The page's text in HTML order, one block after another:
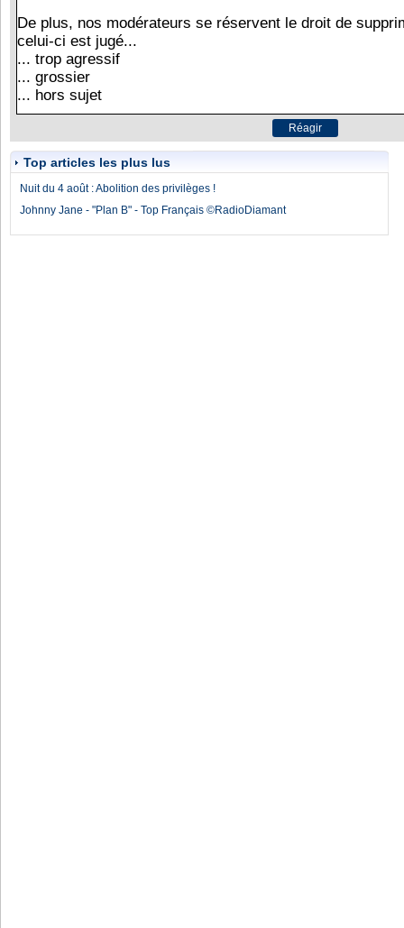
Top articles les plus lus
Nuit du 4 août : Abolition des privilèges !
Johnny Jane - "Plan B" - Top Français ©RadioDiamant